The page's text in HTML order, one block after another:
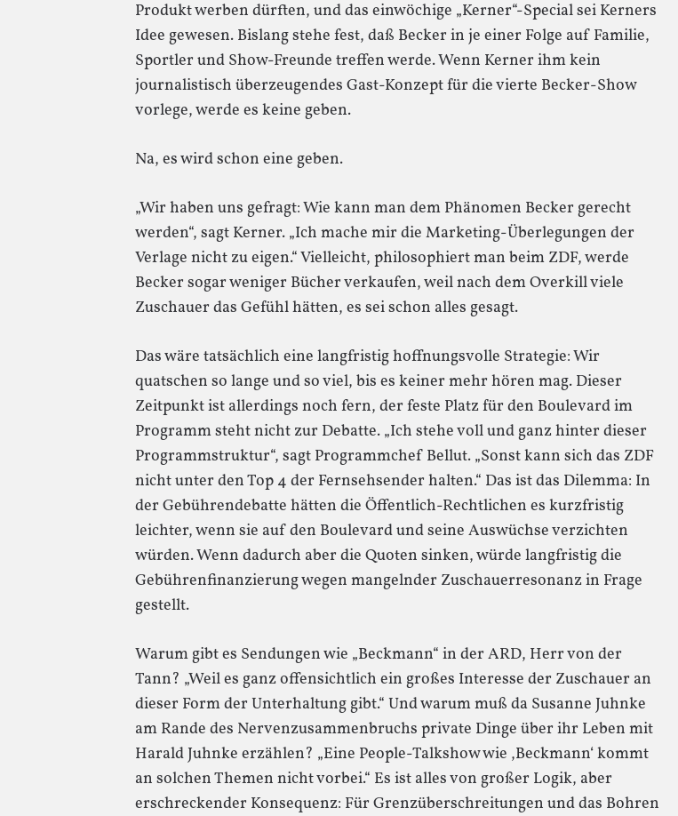
Produkt werben dürften, und das einwöchige „Kerner“-Special sei Kerners
Idee gewesen. Bislang stehe fest, daß Becker in je einer Folge auf Familie,
Sportler und Show-Freunde treffen werde. Wenn Kerner ihm kein
journalistisch überzeugendes Gast-Konzept für die vierte Becker-Show
vorlege, werde es keine geben.
Na, es wird schon eine geben.
„Wir haben uns gefragt: Wie kann man dem Phänomen Becker gerecht
werden“, sagt Kerner. „Ich mache mir die Marketing-Überlegungen der
Verlage nicht zu eigen.“ Vielleicht, philosophiert man beim ZDF, werde
Becker sogar weniger Bücher verkaufen, weil nach dem Overkill viele
Zuschauer das Gefühl hätten, es sei schon alles gesagt.
Das wäre tatsächlich eine langfristig hoffnungsvolle Strategie: Wir
quatschen so lange und so viel, bis es keiner mehr hören mag. Dieser
Zeitpunkt ist allerdings noch fern, der feste Platz für den Boulevard im
Programm steht nicht zur Debatte. „Ich stehe voll und ganz hinter dieser
Programmstruktur“, sagt Programmchef Bellut. „Sonst kann sich das ZDF
nicht unter den Top 4 der Fernsehsender halten.“ Das ist das Dilemma: In
der Gebührendebatte hätten die Öffentlich-Rechtlichen es kurzfristig
leichter, wenn sie auf den Boulevard und seine Auswüchse verzichten
würden. Wenn dadurch aber die Quoten sinken, würde langfristig die
Gebührenfinanzierung wegen mangelnder Zuschauerresonanz in Frage
gestellt.
Warum gibt es Sendungen wie „Beckmann“ in der ARD, Herr von der
Tann? „Weil es ganz offensichtlich ein großes Interesse der Zuschauer an
dieser Form der Unterhaltung gibt.“ Und warum muß da Susanne Juhnke
am Rande des Nervenzusammenbruchs private Dinge über ihr Leben mit
Harald Juhnke erzählen? „Eine People-Talkshow wie ,Beckmann‘ kommt
an solchen Themen nicht vorbei.“ Es ist alles von großer Logik, aber
erschreckender Konsequenz: Für Grenzüberschreitungen und das Bohren